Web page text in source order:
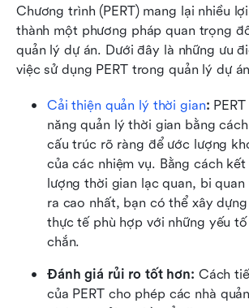
Chương trình (PERT) mang lại nhiều
thành một phương pháp quan trọng
quản lý dự án. Dưới đây là những ưu
việc sử dụng PERT trong quản lý dự
Cải thiện quản lý thời gian:
năng quản lý thời gian bằng
cấu trúc rõ ràng để ước lượng
của các nhiệm vụ. Bằng cách
lượng thời gian lạc quan, bi quan
ra cao nhất, bạn có thể xây
thực tế phù hợp với những yếu
chắn.
Đánh giá rủi ro tốt hơn: Cách
của PERT cho phép các nhà